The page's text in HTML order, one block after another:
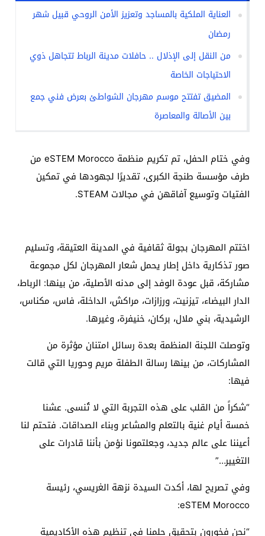
العناية الملكية بالمساجد وتعزيز الأمن الروحي قبيل شهر
رمضان
من النقل إلى الإذلال .. حافلات مدينة الرباط تتجاهل ذوي
الاحتياجات الخاصة
المضيق تفتتح موسم مهرجان الشواطئ بعرض فني جمع
بين الأصالة والمعاصرة
وفي ختام الحفل، تم تكريم منظمة eSTEM Morocco من
طرف مؤسسة طنجة الكبرى، تقديرًا لجهودها في تمكين
الفتيات وتوسيع آفاقهن في مجالات STEAM.
اختتم المهرجان بجولة ثقافية في المدينة العتيقة، وتسليم
صور تذكارية داخل إطار يحمل شعار المهرجان لكل مجموعة
مشاركة، قبل عودة الوفد إلى مدنه الأصلية، من بينها: الرباط،
الدار البيضاء، تيزنيت، ورزازات، مراكش، الداخلة، فاس، مكناس،
الرشيدية، بني ملال، بركان، خنيفرة، وغيرها.
وتوصلت اللجنة المنظمة بعدة رسائل امتنان مؤثرة من
المشاركات، من بينها رسالة الطفلة مريم وحوريا التي قالت
فيها:
“شكراً من القلب على هذه التجربة التي لا تُنسى. عشنا
خمسة أيام غنية بالتعلم والمشاعر وبناء الصداقات. فتحتم لنا
أعيننا على عالم جديد، وجعلتمونا نؤمن بأننا قادرات على
التغيير…”
وفي تصريح لها، أكدت السيدة نزهة الغريسي، رئيسة
eSTEM Morocco:
“نحن فخورون بتحقيق حلمنا في تنظيم هذه الأكاديمية